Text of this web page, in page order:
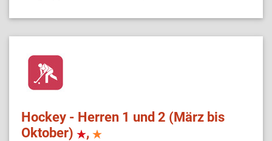
Hockey - Herren 1 und 2 (März bis
Oktober)
,